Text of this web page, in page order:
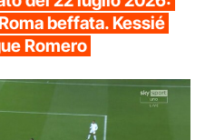
beffata. Kessié
Romero